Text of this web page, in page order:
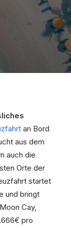
an Bord
aus dem
auch die
Orte der
startet
und bringt
Cay,
pro